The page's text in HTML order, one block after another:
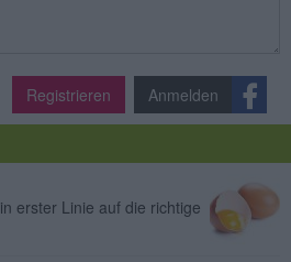
Registrieren Anmelden
erster Linie auf die richtige